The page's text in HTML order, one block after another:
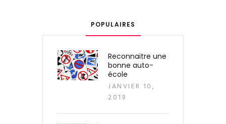
POPULAIRES
Reconnaitre une
bonne auto-
école
JANVIER 10,
2019